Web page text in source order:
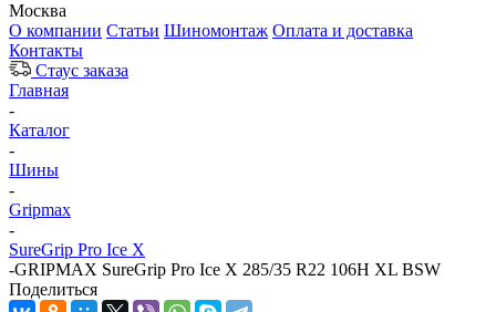
Москва
О компании Статьи Шиномонтаж Оплата и доставка
Контакты
Стаус заказа
Главная
-
Каталог
-
Шины
-
Gripmax
-
SureGrip Pro Ice X
-GRIPMAX SureGrip Pro Ice X 285/35 R22 106H XL BSW
Поделиться